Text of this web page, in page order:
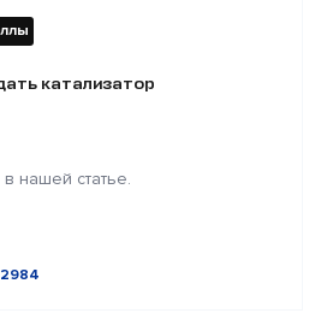
катализатор
нашей статье.